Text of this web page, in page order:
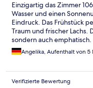
Einzigartig das Zimmer
Wasser und einen
Eindruck. Das Frühstück
Traum und frischer Lachs.
sondern auch emphatisch.
Angelika, Aufenthalt von 5
Verifizierte Bewertung